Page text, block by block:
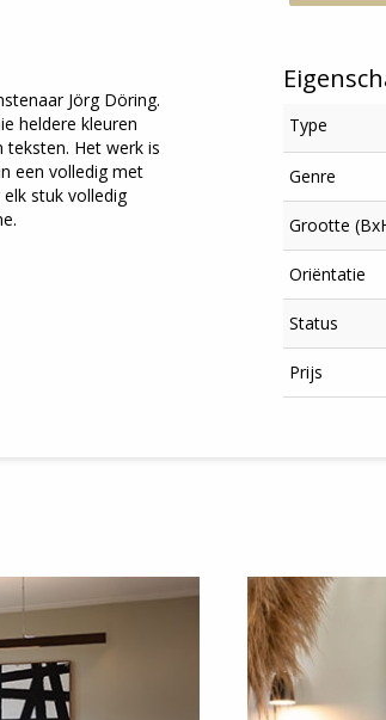
Jörg Döring.
heldere kleuren
teksten. Het werk is
een volledig met
stuk volledig
Type
Genre
Grootte
Oriëntatie
Status
Prijs
Meld je aan
voor onze
E-
mailadres